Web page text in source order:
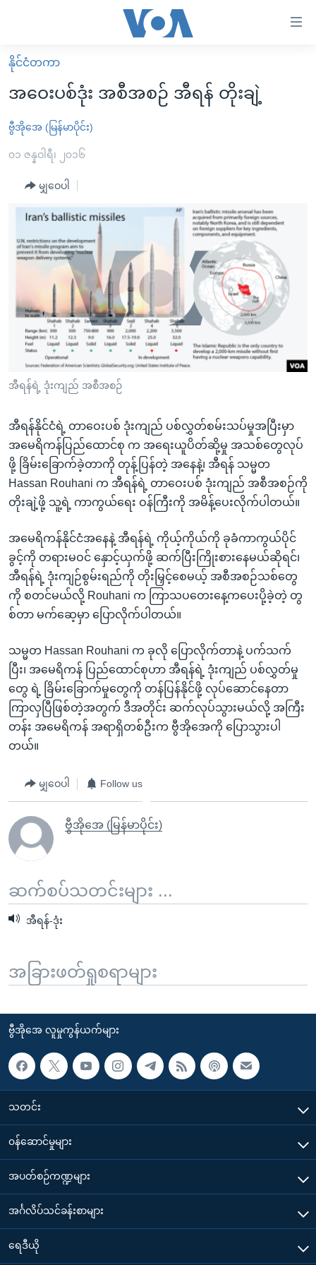
လွယ်ကူ
စေ
Link
များ
အကြောင်းအရာ
ကျော်
ကြည့်
ပင်မ
စာမျက်နှာ
ကျော်
ရှာဖွေ
ရန်
မူလစာမျက်နှာ
မြန်မာ
ကမ္ဘာ့သတင်းများ
နိုင်ငံတကာ
အစ္စရေး-ပါလက်စတိုင်း
ဗွီဒီယို
အင်္ဂလိပ်စာလေ့လာမယ်
အမေရိကန်သုံးအီဒီယံ
မကြေးမုံရဲ့ အင်္ဂလိပ်စာ
ရုပ်ရှင်ထဲက အင်္ဂလိပ်စာ
သုတပဒေသာ အင်္ဂလိပ်စာ
အပတ်စဉ်ကဏ္ဍများ
တီဗွီ
ရေဒီယိုနှင့်ရုပ်သံ အချက်အလက်များ
ရေဒီယို/တီဗွီအစီအစဉ်
Learning English
ဗွီအိုအေ လူမှုကွန်ယက်များ
ဘာသာစကားများ
နိုင်ငံတကာ
အဝေးပစ်ဒုံး အစီအစဉ် အီရန် တိုးချဲ့
ဗွီအိုအေ (မြန်မာပိုင်း)
၀၁ ဇန္နဝါရီ၊ ၂၀၁၆
မျှဝေပါ
အီရန်ရဲ့ ဒုံးကျည် အစီအစဉ်
အီရန်နိုင်ငံရဲ့ တာဝေးပစ် ဒုံးကျည် ပစ်လွှတ်စမ်းသပ်မှုအပြီးမှာ
အမေရိကန်ပြည်ထောင်စု က အရေးယူပိတ်ဆို့မှု အသစ်တွေလုပ်
ဖို့ ခြိမ်းခြောက်ခဲ့တာကို တုန့်ပြန်တဲ့ အနေနဲ့၊ အီရန် သမ္မတ
Hassan Rouhani က အီရန်ရဲ့ တာဝေးပစ် ဒုံးကျည် အစီအစဉ်ကို
တိုးချဲ့ဖို့ သူ့ရဲ့ ကာကွယ်ရေး ဝန်ကြီးကို အမိန့်ပေးလိုက်ပါတယ်။
အမေရိကန်နိုင်ငံအနေနဲ့ အီရန်ရဲ့ ကိုယ့်ကိုယ်ကို ခုခံကာကွယ်ပိုင်
ခွင့်ကို တရားမဝင် နှောင့်ယှက်ဖို့ ဆက်ပြီးကြိုးစားနေမယ်ဆိုရင်၊
အီရန်ရဲ့ ဒုံးကျဉ်စွမ်းရည်ကို တိုးမြှင့်စေမယ့် အစီအစဉ်သစ်တွေ
ကို စတင်မယ်လို့ Rouhani က ကြာသပတေးနေ့ကပေးပို့ခဲ့တဲ့ တွ
စ်တာ မက်ဆေ့မှာ ပြောလိုက်ပါတယ်။
သမ္မတ Hassan Rouhani က ခုလို ပြောလိုက်တာနဲ့ ပက်သက်
ပြီး၊ အမေရိကန် ပြည်ထောင်စုဟာ အီရန်ရဲ့ ဒုံးကျည် ပစ်လွှတ်မှု
တွေ ရဲ့ ခြိမ်းခြောက်မှုတွေကို တန်ပြန်နိုင်ဖို့ လုပ်ဆောင်နေတာ
ကြာလှပြီဖြစ်တဲ့အတွက် ဒီအတိုင်း ဆက်လုပ်သွားမယ်လို့ အကြီး
တန်း အမေရိကန် အရာရှိတစ်ဦးက ဗွီအိုအေကို ပြောသွားပါ
တယ်။
မျှဝေပါ Follow us
ဗွီအိုအေ (မြန်မာပိုင်း)
ဆက်စပ်သတင်းများ ...
အီရန်-ဒုံး
အခြားဖတ်ရှုစရာများ
ဗွီအိုအေ လူမှုကွန်ယက်များ
သတင်း
၀န်ဆောင်မှုများ
အပတ်စဉ်ကဏ္ဍများ
အင်္ဂလိပ်သင်ခန်းစာများ
ရေဒီယို